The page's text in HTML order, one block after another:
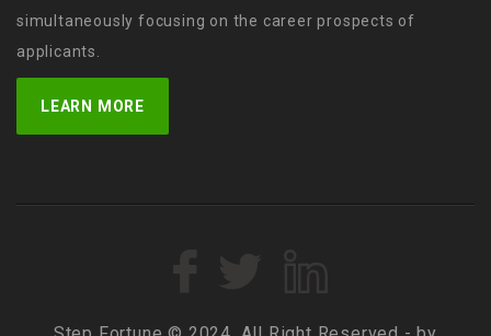
simultaneously focusing on the career prospects of
applicants.
LEARN MORE